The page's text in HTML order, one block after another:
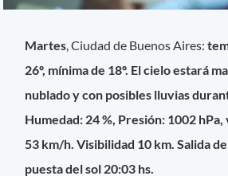
Martes , Ciudad de Buenos Aires:
26º, mínima de 18º. El cielo estará
nublado y con posibles lluvias
Humedad: 24 %, Presión: 1002
53 km/h. Visibilidad 10 km. Salida
puesta del sol 20:03 hs.